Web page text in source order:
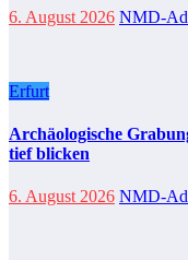
6. August 2026 NMD-
Erfurt
Archäologische
tief blicken
6. August 2026 NMD-